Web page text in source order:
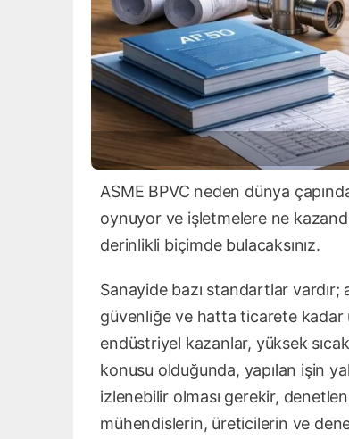
ASME BPVC neden dünya
oynuyor ve işletmelere ne
derinlikli biçimde bulacaksınız.
Sanayide bazı standartlar
güvenliğe ve hatta ticarete kadar
endüstriyel kazanlar, yüksek
konusu olduğunda, yapılan işin
izlenebilir olması gerekir,
mühendislerin, üreticilerin ve